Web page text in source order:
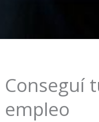
Conseguí
empleo